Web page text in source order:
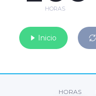
HORAS
Inicio
HORAS